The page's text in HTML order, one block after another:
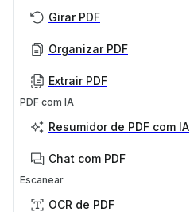
Girar PDF
Organizar PDF
Extrair PDF
PDF com IA
Resumidor de PDF com IA
Chat com PDF
Escanear
OCR de PDF